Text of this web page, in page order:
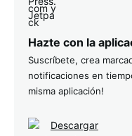
Hazte con la
Suscríbete, crea
notificaciones en
misma aplicación!